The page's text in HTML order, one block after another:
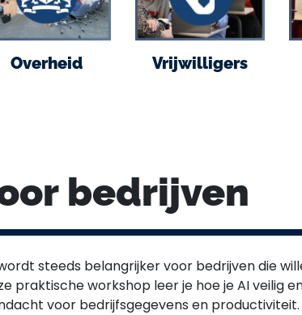
Overheid Vrijwilligers
bedrijven
steeds belangrijker voor bedrijven die
praktische workshop leer je hoe je AI veilig
voor bedrijfsgegevens en productiviteit.